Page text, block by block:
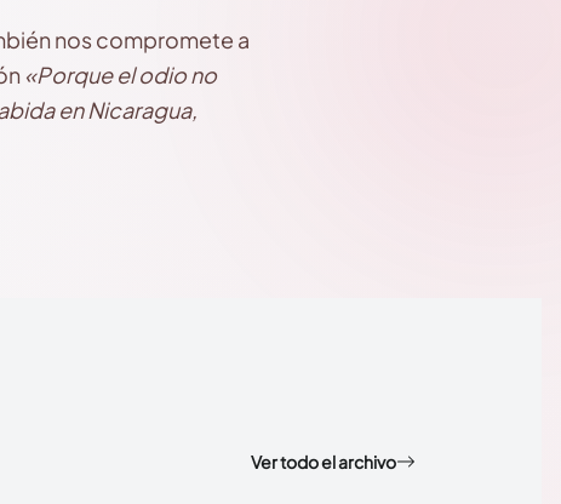
nos compromete a
«Porque el odio no
en Nicaragua,
Ver todo el archivo